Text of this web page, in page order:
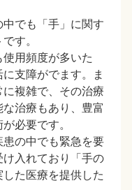
でも「手」に関す
す。
用頻度が多いた
支障がでます。ま
複雑で、その治療
治療もあり、豊富
必要です。
の中でも緊急を要
入れており「手の
た医療を提供した